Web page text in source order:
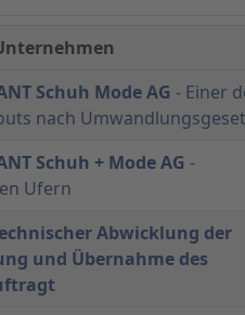
Schuh Mode AG - Einer
nach
Schuh + Mode AG -
Ufern
Abwicklung der
und Übernahme des